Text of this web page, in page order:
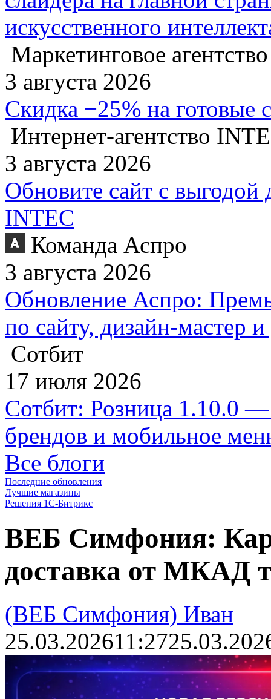
искусственного
Маркетинговое
3 августа 2026
Скидка −25% на готовые
Интернет-агентство
3 августа 2026
Обновите сайт с выгодой
INTEC
Команда Аспро
3 августа 2026
Обновление Аспро:
по сайту, дизайн-мастер
Сотбит
17 июля 2026
Сотбит: Розница 1.10.0 —
брендов и мобильное
Все блоги
Последние обновления
Лучшие магазины
Решения 1С-Битрикс
ВЕБ Симфония:
доставка от МКАД
(ВЕБ Симфония) Иван
25.03.202611:27